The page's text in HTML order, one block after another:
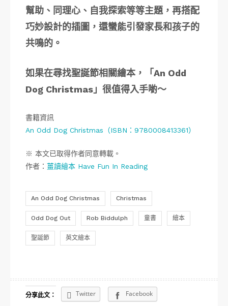
幫助、同理心、自我探索等等主題，再搭配
巧妙設計的插圖，還蠻能引發家長和孩子的
共鳴的。
如果在尋找聖誕節相關繪本，「An Odd
Dog Christmas」很值得入手喲～
書籍資訊
An Odd Dog Christmas（ISBN：9780008413361）
※ 本文已取得作者同意轉載。
作者： 薑讀繪本 Have Fun In Reading
An Odd Dog Christmas Christmas
Odd Dog Out Rob Biddulph 童書 繪本
聖誕節 英文繪本
分享此文： Twitter Facebook